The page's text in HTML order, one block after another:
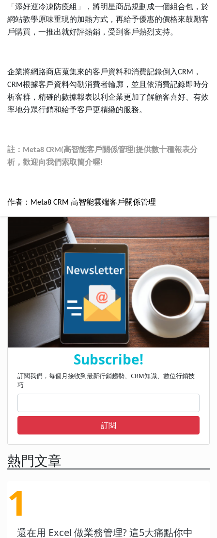
「添好運冷凍防疫組」，將明星商品規劃成一個組合包，於
網站教學原味重現的加熱方式，再給予優惠的價格來鼓勵客
戶購買，一推出就好評熱銷，受到客戶熱烈支持。
企業將網路商店蒐集來的客戶資料和消費記錄倒入CRM ，
CRM根據客戶資料勾勒消費者輪廓，並且依消費記錄即時分
析客群，精確的數據報表以利企業更加了解顧客喜好、有效
率地分眾行銷和給予客戶更精緻的服務。
註： Meta8 CRM(高智能客戶關係管理)提供數十種報表分
析，歡迎向我們索取簡介喔!
作者：Meta8 CRM 高智能雲端客戶關係管理
Subscribe!
訂閱我們，每個月接收到最新行銷趨勢、CRM知識、數位行銷技
巧
訂閱
熱門文章
1
還在用 Excel 做業務管理? 這5大痛點你中